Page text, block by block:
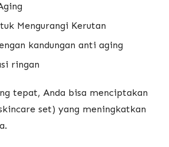
Mengurangi Kerutan
kandungan anti aging
ringan
tepat, Anda bisa menciptakan
set) yang meningkatkan